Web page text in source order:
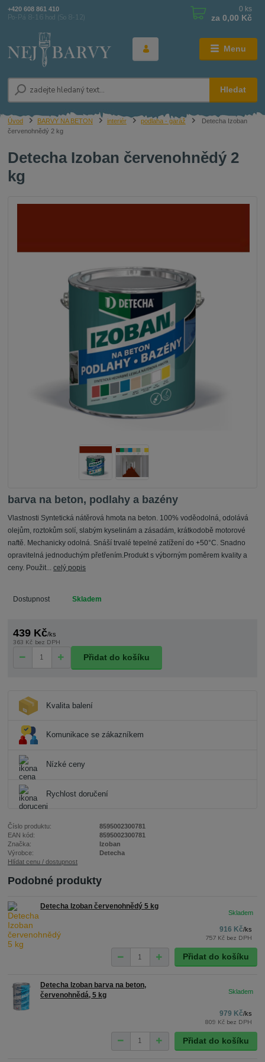
Menu
Hledat
+420 608 861 410
Po-Pá 8-16 hod (So 8-12)
0 ks
za 0,00 Kč
Úvod BARVY NA BETON interiér podlaha - garáž
Detecha Izoban
červenohnědý 2 kg
Detecha Izoban červenohnědý 2
kg
barva na beton, podlahy a bazény
Vlastnosti Syntetická nátěrová hmota na beton. 100% voděodolná, odolává
olejům, roztokům solí, slabým kyselinám a zásadám, krátkodobě motorové
naftě. Mechanicky odolná. Snáší trvalé tepelné zatížení do +50°C. Snadno
opravitelná jednoduchým přetřením.Produkt s výborným poměrem kvality a
ceny. Použit...celý popis
Dostupnost Skladem
439 Kč/ks
363 Kč bez DPH
Přidat do košíku
Kvalita balení
Komunikace se zákazníkem
Nízké ceny
Rychlost doručení
Číslo produktu:
8595002300781
EAN kód:
8595002300781
Značka:
Izoban
Výrobce:
Detecha
Hlídat cenu / dostupnost
Podobné produkty
Detecha Izoban červenohnědý 5 kg
916 Kč/ks
757 Kč bez DPH
Přidat do košíku
Detecha Izoban barva na beton,
červenohnědá, 5 kg
979 Kč/ks
809 Kč bez DPH
Přidat do košíku